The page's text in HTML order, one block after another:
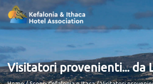
Visitatori provenienti... da
Breadcrumb